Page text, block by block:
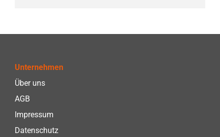
Unternehmen
Über uns
AGB
Impressum
Datenschutz